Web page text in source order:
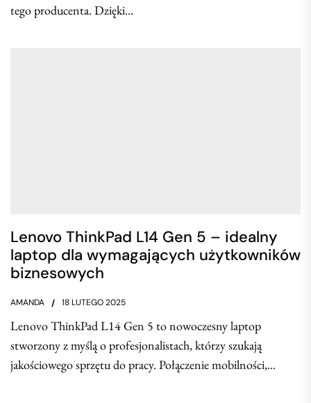
tego producenta. Dzięki...
Lenovo ThinkPad L14 Gen 5 – idealny
laptop dla wymagających użytkowników
biznesowych
AMANDA 18 LUTEGO 2025
Lenovo ThinkPad L14 Gen 5 to nowoczesny laptop
stworzony z myślą o profesjonalistach, którzy szukają
jakościowego sprzętu do pracy. Połączenie mobilności,...